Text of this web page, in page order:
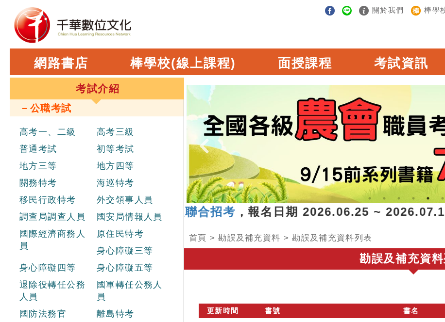
關於我們 棒學
網路書店 棒學校(線上課程) 面授課程 考試資訊
考試介紹
－公職考試
高考一、二級
高考三級
普通考試
初等考試
地方三等
地方四等
關務特考
海巡特考
移民行政特考
外交領事人員
調查局調查人員
國安局情報人員
國際經濟商務人
員
原住民特考
身心障礙三等
身心障礙四等
身心障礙五等
退除役轉任公務
人員
國軍轉任公務人
員
國防法務官
離島特考
年經濟部新進職員辦理聯合招考，報名日期 2026.06.25 ~
首頁 >勘誤及補充資料 >勘誤及補充資料列表
勘誤及補充資
更新時間 書號 書名